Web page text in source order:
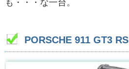
も・・・な一台。
PORSCHE 911 GT3 RS